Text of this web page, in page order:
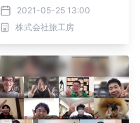
ジを開設 トラベル・コン
シェルジュ厳選プランや最
新入国規定も掲載
2021-05-25 13:00
株式会社旅工房